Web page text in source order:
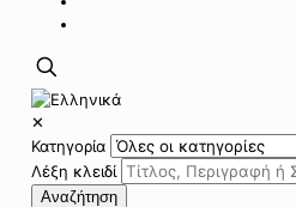
✕
Κατηγορία
Λέξη κλειδί
Αναζήτηση